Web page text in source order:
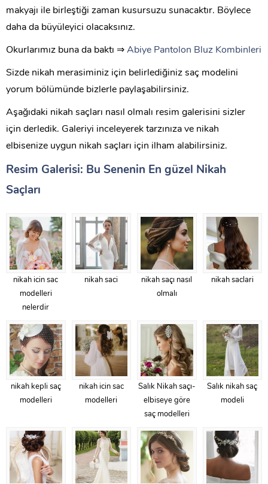
makyajı ile birleştiği zaman kusursuzu sunacaktır. Böylece
daha da büyüleyici olacaksınız.
Okurlarımız buna da baktı ⇒ Abiye Pantolon Bluz Kombinleri
Sizde nikah merasiminiz için belirlediğiniz saç modelini
yorum bölümünde bizlerle paylaşabilirsiniz.
Aşağıdaki nikah saçları nasıl olmalı resim galerisini sizler
için derledik. Galeriyi inceleyerek tarzınıza ve nikah
elbisenize uygun nikah saçları için ilham alabilirsiniz.
Resim Galerisi: Bu Senenin En güzel Nikah
Saçları
nikah icin sac
modelleri
nelerdir
nikah saci
nikah saçı nasıl
olmalı
nikah saclari
nikah kepli saç
modelleri
nikah icin sac
modelleri
Salık Nikah saçı-
elbiseye göre
saç modelleri
Salık nikah saç
modeli